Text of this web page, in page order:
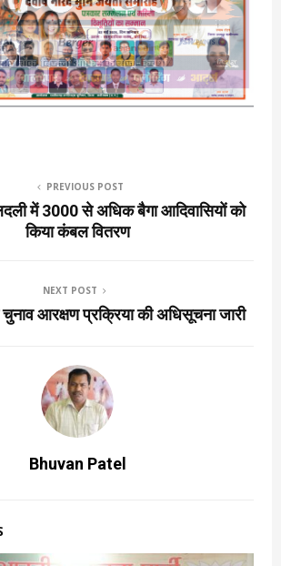
PREVIOUS POST
में 3000 से अधिक बैगा आदिवासियों को
किया कंबल वितरण
NEXT POST
आरक्षण प्रक्रिया की अधिसूचना जारी
Bhuvan Patel